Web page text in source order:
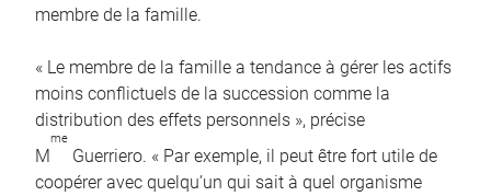
membre de la famille.
« Le membre de la famille a tendance à gérer les actifs
moins conflictuels de la succession comme la
distribution des effets personnels », précise
M
me
Guerriero. « Par exemple, il peut être fort utile de
coopérer avec quelqu’un qui sait à quel organisme